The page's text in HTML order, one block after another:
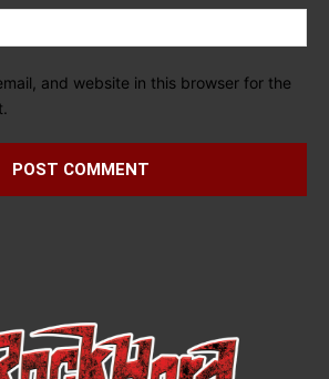
and website in this browser for the